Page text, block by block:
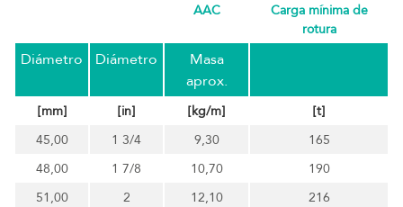
AAC
carga mínima de
rotura
Diámetro Diámetro
Masa
aprox.
[mm] [in] [kg/m]
[t]
45,00
1 3/4 9,30
165
48,00
1 7/8 10,70
190
51,00
2 12,10
216